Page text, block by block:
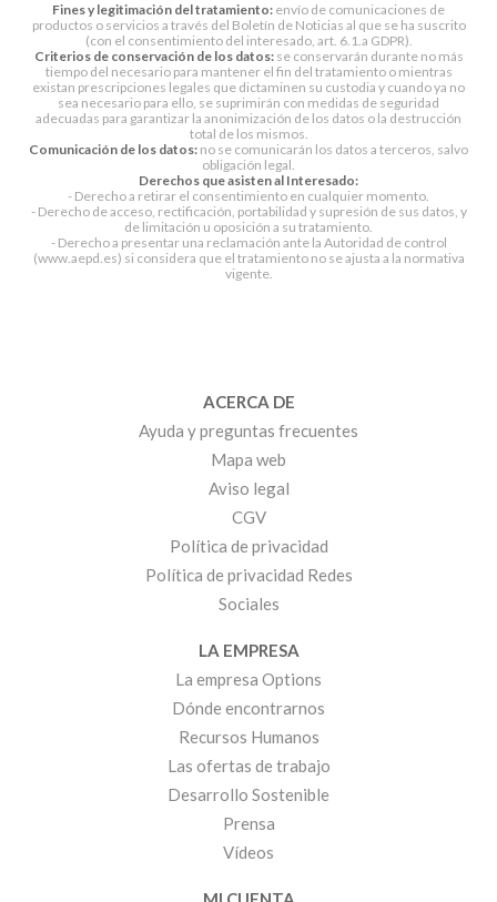
Fines y legitimación del tratamiento: envío de comunicaciones de
productos o servicios a través del Boletín de Noticias al que se ha suscrito
(con el consentimiento del interesado, art. 6.1.a GDPR).
Criterios de conservación de los datos:se conservarán durante no más
tiempo del necesario para mantener el fin del tratamiento o mientras
existan prescripciones legales que dictaminen su custodia y cuando ya no
sea necesario para ello, se suprimirán con medidas de seguridad
adecuadas para garantizar la anonimización de los datos o la destrucción
total de los mismos.
Comunicación de los datos: no se comunicarán los datos a terceros, salvo
obligación legal.
Derechos que asisten al Interesado:
- Derecho a retirar el consentimiento en cualquier momento.
- Derecho de acceso, rectificación, portabilidad y supresión de sus datos, y
de limitación u oposición a su tratamiento.
- Derecho a presentar una reclamación ante la Autoridad de control
(www.aepd.es) si considera que el tratamiento no se ajusta a la normativa
vigente.
ACERCA DE
Ayuda y preguntas frecuentes
Mapa web
Aviso legal
CGV
Política de privacidad
Política de privacidad Redes
Sociales
LA EMPRESA
La empresa Options
Dónde encontrarnos
Recursos Humanos
Las ofertas de trabajo
Desarrollo Sostenible
Prensa
Vídeos